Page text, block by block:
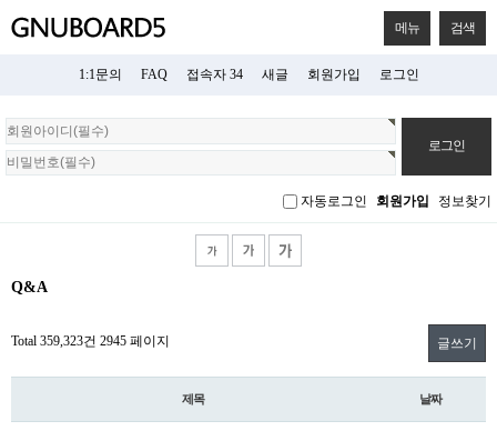
메뉴 검색
1:1문의 FAQ 접속자 34 새글 회원가입 로그인
회
원
로
자동로그인 회원가입 정보찾기
Q&A
Total 359,323건 2945 페이지 글쓰기
제목 날짜